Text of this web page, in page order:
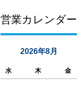
営業カレンダー
2026年8月
水 木 金